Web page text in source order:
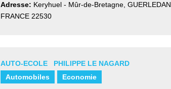
Adresse: Keryhuel - Mûr-de-Bretagne, GUERLEDAN,
FRANCE 22530
AUTO-ECOLE PHILIPPE LE NAGARD
Automobiles
Economie